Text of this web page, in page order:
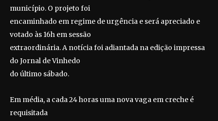
município. O projeto foi
encaminhado em regime de urgência e será apreciado e
votado às 16h em sessão
extraordinária. A notícia foi adiantada na edição impressa
do Jornal de Vinhedo
do último sábado.
Em média, a cada 24 horas uma nova vaga em creche é
requisitada